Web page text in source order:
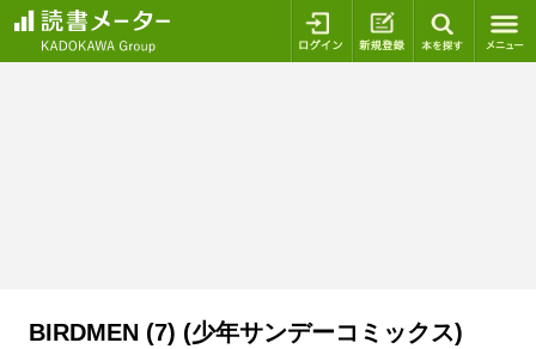
ログイン 新規登録
BIRDMEN (7) (少年サンデーコミックス)